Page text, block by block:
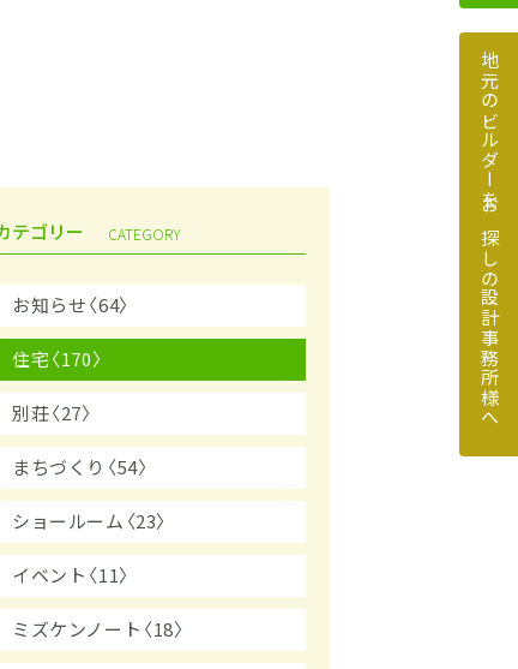
の設計事務所様へ
テゴリー CATEGORY
お知らせ〈64〉
住宅〈170〉
別荘〈27〉
まちづくり〈54〉
ショールーム〈23〉
イベント〈11〉
ミズケンノート〈18〉
地元のビルダーをお探しの設計事務所様へ